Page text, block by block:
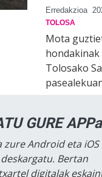
Erredakzioa
TOLOSA
Mota
Tolosako
GURE
zure Android eta
Bertan
digitalak